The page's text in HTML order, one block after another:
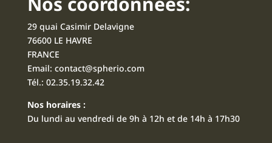
29 quai Casimir Delavigne
76600 LE HAVRE
FRANCE
Email: contact@spherio.com
Tél.: 02.35.19.32.42
Nos horaires :
Du lundi au vendredi de 9h à 12h et de 14h à 17h30